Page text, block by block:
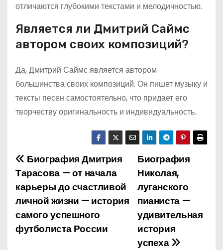
отличаются глубокими текстами и мелодичностью.
Является ли Дмитрий Саймс
автором своих композиций?
Да, Дмитрий Саймс является автором
большинства своих композиций. Он пишет музыку и
тексты песен самостоятельно, что придает его
творчеству оригинальность и индивидуальность.
Н
а
в
и
Биография
Николая,
луганского
пианиста —
удивительная
история
успеха
Биография Дмитрия
Тарасова — от начала
карьеры до счастливой
личной жизни — история
самого успешного
футболиста России